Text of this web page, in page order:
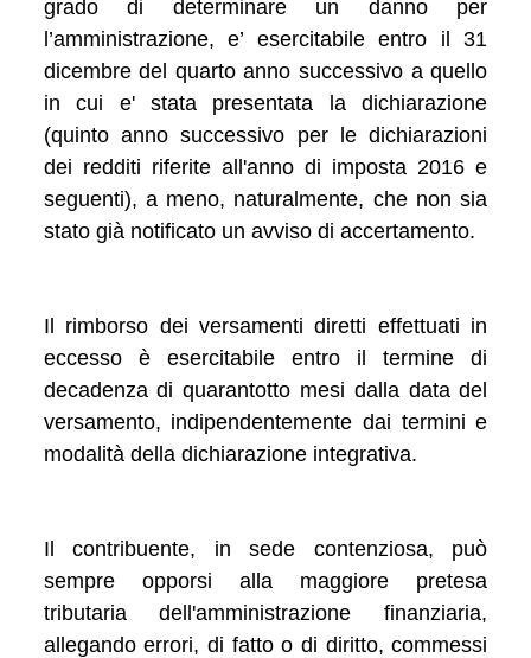
grado di determinare un danno per
l’amministrazione, e’ esercitabile entro il 31
dicembre del quarto anno successivo a quello
in cui e' stata presentata la dichiarazione
(quinto anno successivo per le dichiarazioni
dei redditi riferite all'anno di imposta 2016 e
seguenti), a meno, naturalmente, che non sia
stato già notificato un avviso di accertamento.
Il rimborso dei versamenti diretti effettuati in
eccesso è esercitabile entro il termine di
decadenza di quarantotto mesi dalla data del
versamento, indipendentemente dai termini e
modalità della dichiarazione integrativa.
Il contribuente, in sede contenziosa, può
sempre opporsi alla maggiore pretesa
tributaria dell'amministrazione finanziaria,
allegando errori, di fatto o di diritto, commessi